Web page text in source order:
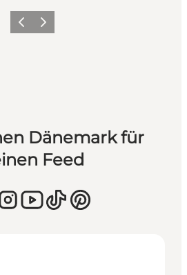
ZurückWeiter
Dänemark für
Feed